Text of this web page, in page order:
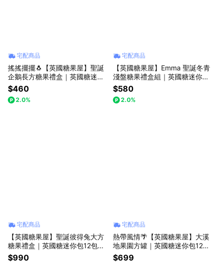
宅配商品
搖搖擺擺🐧【英國糖果屋】聖誕
企鵝長方糖果禮盒｜英國糖迷你
包4包入
$460
2.0%
宅配商品
【英國糖果屋】Emma 聖誕冬青
淺盤糖果禮盒組｜英國糖迷你包
12包入
$580
2.0%
宅配商品
【英國糖果屋】聖誕彼得兔大方
糖果禮盒｜英國糖迷你包12包入
｜英國茶12包入
$990
宅配商品
熱帶風情🌴【英國糖果屋】大溪
地果園方罐｜英國糖迷你包12包
入
$699